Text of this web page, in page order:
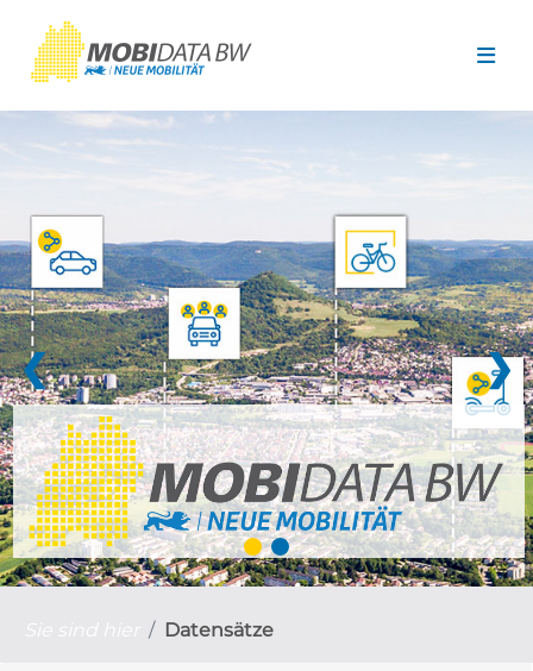
❮ ❯
Datensätze